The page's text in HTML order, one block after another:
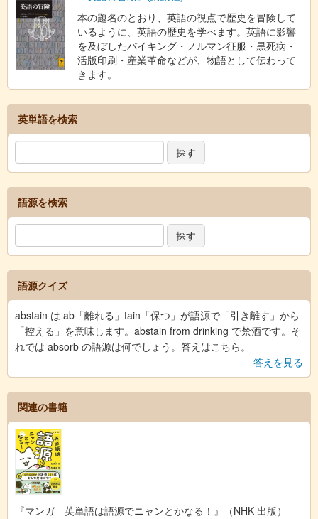
本の題名のとおり、英語の視点で歴史を冒険して
いるように、英語の歴史を学べます。英語に影響
を及ぼしたバイキング・ノルマン征服・黒死病・
活版印刷・産業革命などが、物語として伝わって
きます。
英単語を検索
語源を検索
語源クイズ
abstain は ab「離れる」tain「保つ」が語源で「引き離す」から
「控える」を意味します。abstain from drinking で禁酒です。そ
れでは absorb の語源は何でしょう。答えはこちら。
答えを見る
関連の書籍
『マンガ 英単語は語源でニャンとかなる！』（NHK 出版）